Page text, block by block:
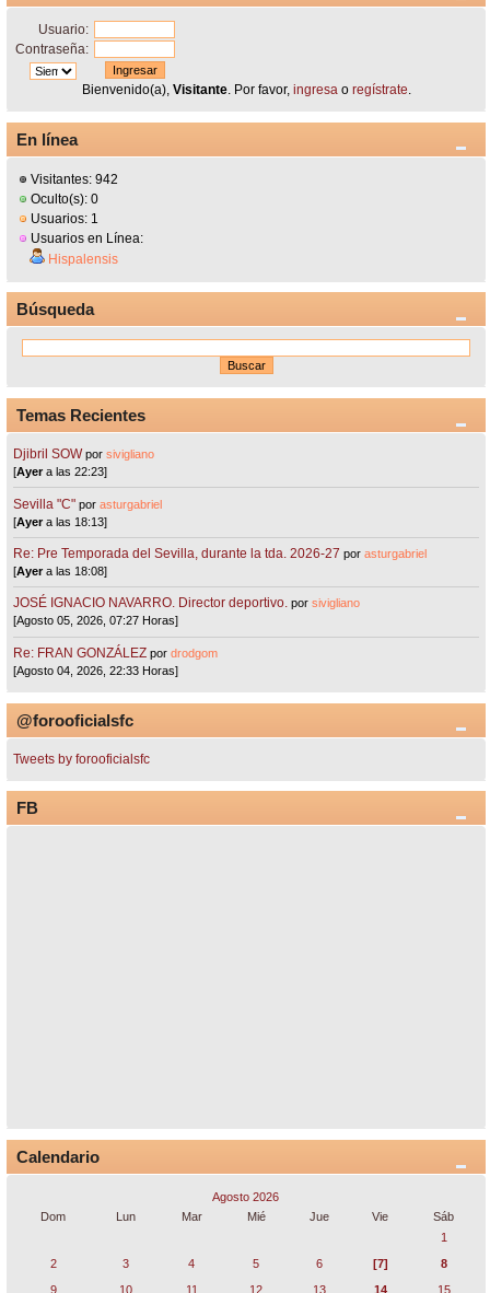
Usuario:
Contraseña:
Bienvenido(a), Visitante. Por favor, ingresao regístrate.
En línea
Visitantes: 942
Oculto(s): 0
Usuarios: 1
Usuarios en Línea:
Hispalensis
Búsqueda
Temas Recientes
Djibril SOW porsivigliano
[Ayera las 22:23]
Sevilla "C"porasturgabriel
[Ayera las 18:13]
Re: Pre Temporada del Sevilla, durante la tda. 2026-27 porasturgabriel
[Ayera las 18:08]
JOSÉ IGNACIO NAVARRO. Director deportivo. porsivigliano
[Agosto 05, 2026, 07:27 Horas]
Re: FRAN GONZÁLEZ pordrodgom
[Agosto 04, 2026, 22:33 Horas]
@forooficialsfc
Tweets by forooficialsfc
FB
Calendario
Agosto 2026
Dom
Lun Mar Mié Jue Vie
Sáb
1
2
3 4 5 6 [7]
8
9
10 11 12 13 14 15